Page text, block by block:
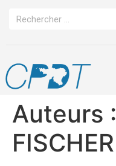
Auteurs :
FISCHER